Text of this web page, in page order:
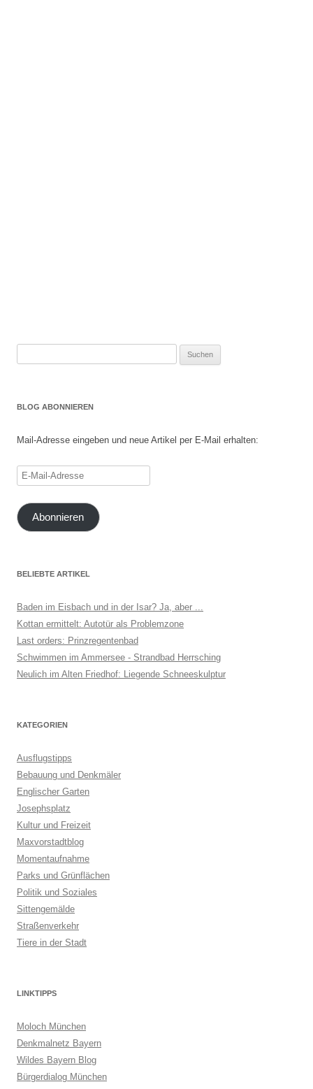
BLOG ABONNIEREN
Mail-Adresse eingeben und neue Artikel per E-Mail erhalten:
E-
Adresse
Abonnieren
BELIEBTE ARTIKEL
Baden im Eisbach und in der Isar? Ja, aber ...
Kottan ermittelt: Autotür als Problemzone
Last orders: Prinzregentenbad
Schwimmen im Ammersee - Strandbad Herrsching
Neulich im Alten Friedhof: Liegende Schneeskulptur
KATEGORIEN
Ausflugstipps
Bebauung und Denkmäler
Englischer Garten
Josephsplatz
Kultur und Freizeit
Maxvorstadtblog
Momentaufnahme
Parks und Grünflächen
Politik und Soziales
Sittengemälde
Straßenverkehr
Tiere in der Stadt
LINKTIPPS
Moloch München
Denkmalnetz Bayern
Wildes Bayern Blog
Bürgerdialog München